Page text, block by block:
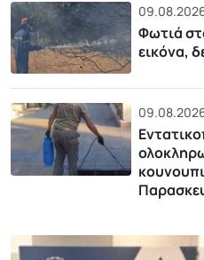
Φωτιά
εικόνα,